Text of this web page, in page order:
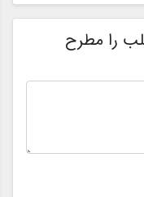
را مطرح